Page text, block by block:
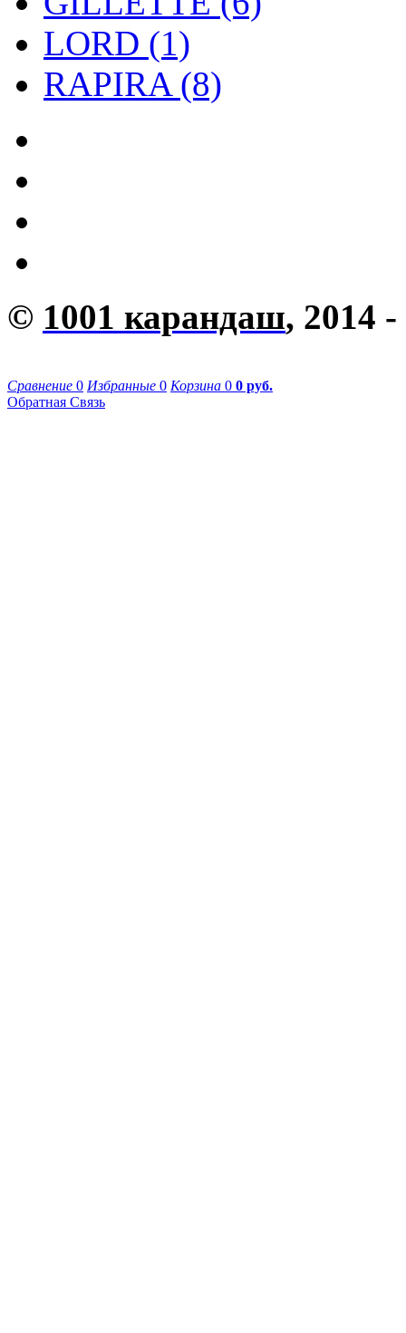
LORD (1)
RAPIRA (8)
© 1001 карандаш, 2014 -
Сравнение 0 Избранные 0 Корзина 0 0 руб.
Обратная Связь